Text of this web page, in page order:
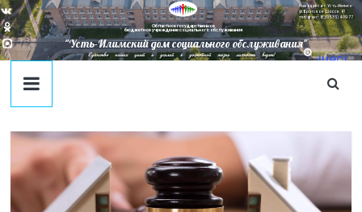
Областное государственное
бюджетное учреждение социального обслуживания
juecj
@mail
"Усть-Илимский дом социального обслуживания"
Наш адрес в г. Усть-Илимск:
ул. Братское Шоссе, 41
тел/факс: 8(395-35) 4-09-77
Единство наших целей и усилий к достойной жизни личности ведет!